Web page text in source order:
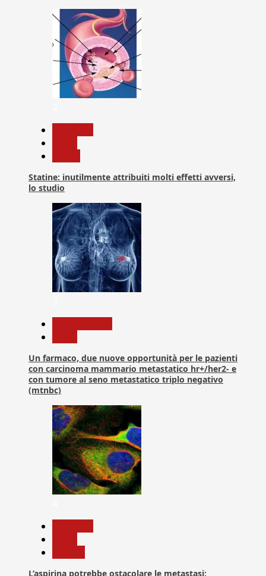
Statine: inutilmente attribuiti molti effetti avversi,
lo studio
Un farmaco, due nuove opportunità per le pazienti
con carcinoma mammario metastatico hr+/her2- e
con tumore al seno metastatico triplo negativo
(mtnbc)
L’aspirina potrebbe ostacolare le metastasi: